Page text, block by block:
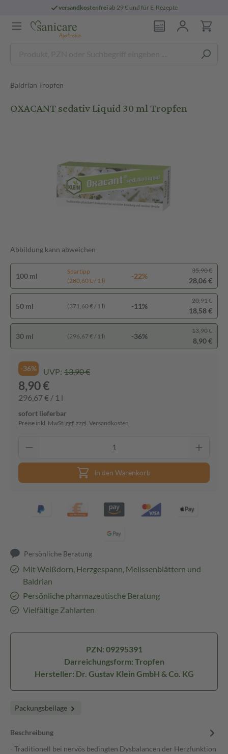
versandkostenfreiab 29 € und für E-Rezepte
Baldrian Tropfen
OXACANT sedativ Liquid 30 ml Tropfen
Abbildung kann abweichen
100 ml
Spartipp
(280,60 € / 1 l)
-22%
35,90 €
28,06 €
50 ml (371,60 € / 1 l) -11%
20,91 €
18,58 €
30 ml (296,67 € / 1 l) -36%
13,90 €
8,90 €
-36% UVP: 13,90 €
8,90 €
296,67 € / 1 l
sofort lieferbar
Preise inkl. MwSt. ggf. zzgl. Versandkosten
In den Warenkorb
Persönliche Beratung
Mit Weißdorn, Herzgespann, Melissenblättern und
Baldrian
Persönliche pharmazeutische Beratung
Vielfältige Zahlarten
PZN: 09295391
Darreichungsform: Tropfen
Hersteller: Dr. Gustav Klein GmbH & Co. KG
Packungsbeilage
Beschreibung
- Traditionell bei nervös bedingten Dysbalancen der Herzfunktion